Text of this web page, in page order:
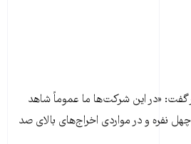
گفت: «در این شرکت‌ها ما عموماً شاهد
نفره و در مواردی اخراج‌های بالای صد